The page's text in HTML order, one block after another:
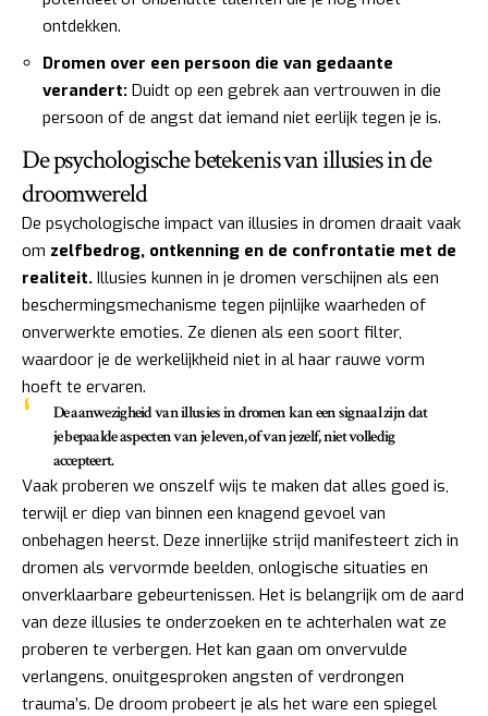
ontdekken.
Dromen over een persoon die van gedaante
verandert: Duidt op een gebrek aan vertrouwen in die
persoon of de angst dat iemand niet eerlijk tegen je is.
De psychologische betekenis van illusies in de
droomwereld
De psychologische impact van illusies in dromen draait vaak
om zelfbedrog, ontkenning en de confrontatie met de
realiteit. Illusies kunnen in je dromen verschijnen als een
beschermingsmechanisme tegen pijnlijke waarheden of
onverwerkte emoties. Ze dienen als een soort filter,
waardoor je de werkelijkheid niet in al haar rauwe vorm
hoeft te ervaren.
De aanwezigheid van illusies in dromen kan een signaal zijn dat
je bepaalde aspecten van je leven, of van jezelf, niet volledig
accepteert.
Vaak proberen we onszelf wijs te maken dat alles goed is,
terwijl er diep van binnen een knagend gevoel van
onbehagen heerst. Deze innerlijke strijd manifesteert zich in
dromen als vervormde beelden, onlogische situaties en
onverklaarbare gebeurtenissen. Het is belangrijk om de aard
van deze illusies te onderzoeken en te achterhalen wat ze
proberen te verbergen. Het kan gaan om onvervulde
verlangens, onuitgesproken angsten of verdrongen
trauma’s. De droom probeert je als het ware een spiegel